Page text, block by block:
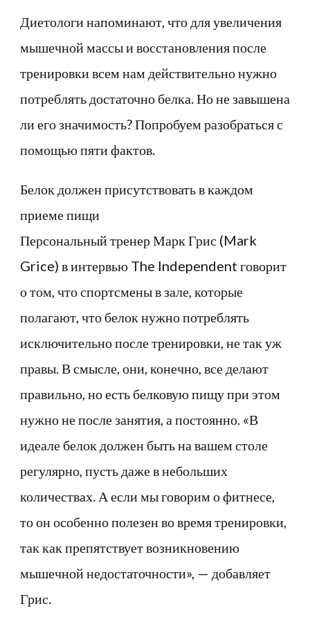
Диетологи напоминают, что для увеличения
мышечной массы и восстановления после
тренировки всем нам действительно нужно
потреблять достаточно белка. Но не завышена
ли его значимость? Попробуем разобраться с
помощью пяти фактов.
Белок должен присутствовать в каждом
приеме пищи
Персональный тренер Марк Грис (Mark
Grice) в интервью The Independent говорит
о том, что спортсмены в зале, которые
полагают, что белок нужно потреблять
исключительно после тренировки, не так уж
правы. В смысле, они, конечно, все делают
правильно, но есть белковую пищу при этом
нужно не после занятия, а постоянно. «В
идеале белок должен быть на вашем столе
регулярно, пусть даже в небольших
количествах. А если мы говорим о фитнесе,
то он особенно полезен во время тренировки,
так как препятствует возникновению
мышечной недостаточности», — добавляет
Грис.